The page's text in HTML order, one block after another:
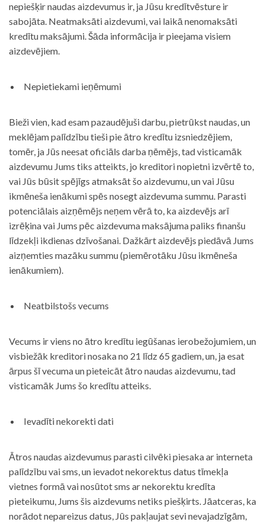
nepiešķir naudas aizdevumus ir, ja Jūsu kredītvēsture ir
sabojāta. Neatmaksāti aizdevumi, vai laikā nenomaksāti
kredītu maksājumi. Šāda informācija ir pieejama visiem
aizdevējiem.
Nepietiekami ieņēmumi
Bieži vien, kad esam pazaudējuši darbu, pietrūkst naudas, un
meklējam palīdzību tieši pie ātro kredītu izsniedzējiem,
tomēr, ja Jūs neesat oficiāls darba ņēmējs, tad visticamāk
aizdevumu Jums tiks atteikts, jo kreditori nopietni izvērtē to,
vai Jūs būsit spējīgs atmaksāt šo aizdevumu, un vai Jūsu
ikmēneša ienākumi spēs nosegt aizdevuma summu. Parasti
potenciālais aizņēmējs neņem vērā to, ka aizdevējs arī
izrēķina vai Jums pēc aizdevuma maksājuma paliks finanšu
līdzekļi ikdienas dzīvošanai. Dažkārt aizdevējs piedāvā Jums
aizņemties mazāku summu (piemērotāku Jūsu ikmēneša
ienākumiem).
Neatbilstošs vecums
Vecums ir viens no ātro kredītu iegūšanas ierobežojumiem, un
visbiežāk kreditori nosaka no 21 līdz 65 gadiem, un, ja esat
ārpus šī vecuma un pieteicāt ātro naudas aizdevumu, tad
visticamāk Jums šo kredītu atteiks.
Ievadīti nekorekti dati
Ātros naudas aizdevumus parasti cilvēki piesaka ar interneta
palīdzību vai sms, un ievadot nekorektus datus tīmekļa
vietnes formā vai nosūtot sms ar nekorektu kredīta
pieteikumu, Jums šis aizdevums netiks piešķirts. Jāatceras, ka
norādot nepareizus datus, Jūs pakļaujat sevi nevajadzīgām,